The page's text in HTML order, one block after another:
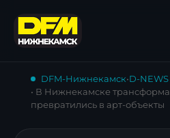
DFM-Нижнекамск•D-NEWS
• В Нижнекамске
превратились в арт-объекты